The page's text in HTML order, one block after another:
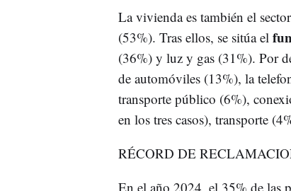
La vivienda es también el
(53%). Tras ellos, se sitúa el
(36%) y luz y gas (31%). Por
de automóviles (13%), la
transporte público (6%),
en los tres casos), transporte
RÉCORD DE
En el año 2024, el 35% de las